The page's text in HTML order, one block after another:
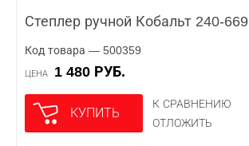
Степлер ручной Кобальт 240-669
Код товара — 500359
ЦЕНА 1 480 РУБ.
КУПИТЬ
К СРАВНЕНИЮ
ОТЛОЖИТЬ